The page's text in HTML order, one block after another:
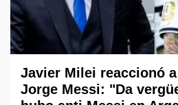
Javier Milei reaccionó
Jorge Messi: "Da